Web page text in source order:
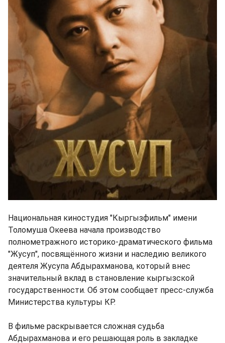
Национальная киностудия "Кыргызфильм" имени
Толомуша Океева начала производство
полнометражного историко-драматического фильма
"Жусуп", посвящённого жизни и наследию великого
деятеля Жусупа Абдырахманова, который внес
значительный вклад в становление кыргызской
государственности. Об этом сообщает пресс-служба
Министерства культуры КР.
В фильме раскрывается сложная судьба
Абдырахманова и его решающая роль в закладке